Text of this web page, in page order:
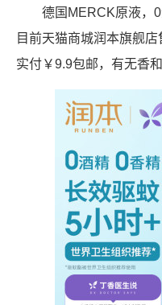
德国MERCK原液，
目前天猫商城润本旗舰店
实付￥9.9包邮，有无香